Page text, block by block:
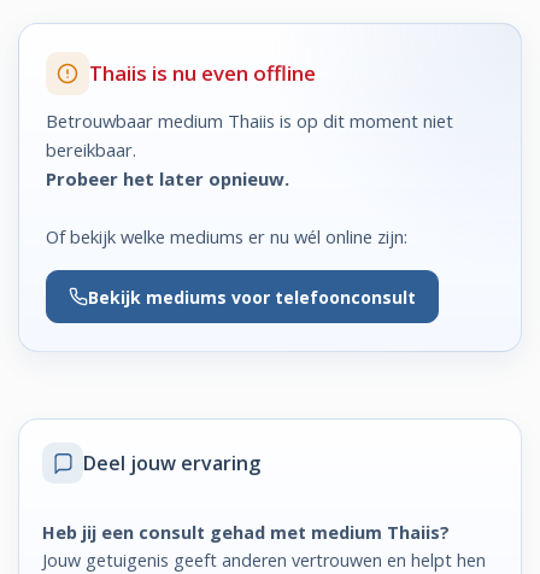
Thaiis is nu even offline
Betrouwbaar medium Thaiis is op dit moment niet
bereikbaar.
Probeer het later opnieuw.
Of bekijk welke mediums er nu wél online zijn:
Bekijk mediums voor telefoonconsult
Deel jouw ervaring
Heb jij een consult gehad met medium Thaiis?
Jouw getuigenis geeft anderen vertrouwen en helpt hen